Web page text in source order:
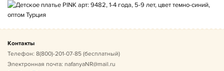
Контакты
Телефон: 8(800)-201-07-85 (бесплатный)
Электронная почта: nafanyaNR@mail.ru